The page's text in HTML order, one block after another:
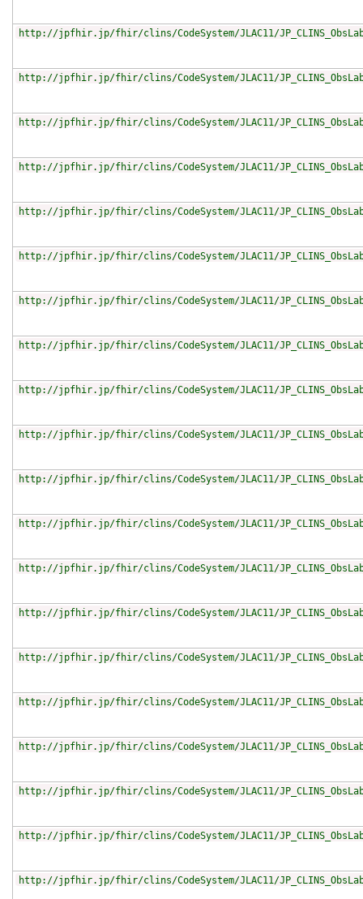
http://jpfhir.jp/fhir/clins/CodeSystem/JLAC11/
http://jpfhir.jp/fhir/clins/CodeSystem/JLAC11/
http://jpfhir.jp/fhir/clins/CodeSystem/JLAC11/
http://jpfhir.jp/fhir/clins/CodeSystem/JLAC11/
http://jpfhir.jp/fhir/clins/CodeSystem/JLAC11/
http://jpfhir.jp/fhir/clins/CodeSystem/JLAC11/
http://jpfhir.jp/fhir/clins/CodeSystem/JLAC11/
http://jpfhir.jp/fhir/clins/CodeSystem/JLAC11/
http://jpfhir.jp/fhir/clins/CodeSystem/JLAC11/
http://jpfhir.jp/fhir/clins/CodeSystem/JLAC11/
http://jpfhir.jp/fhir/clins/CodeSystem/JLAC11/
http://jpfhir.jp/fhir/clins/CodeSystem/JLAC11/
http://jpfhir.jp/fhir/clins/CodeSystem/JLAC11/
http://jpfhir.jp/fhir/clins/CodeSystem/JLAC11/
http://jpfhir.jp/fhir/clins/CodeSystem/JLAC11/
http://jpfhir.jp/fhir/clins/CodeSystem/JLAC11/
http://jpfhir.jp/fhir/clins/CodeSystem/JLAC11/
http://jpfhir.jp/fhir/clins/CodeSystem/JLAC11/
http://jpfhir.jp/fhir/clins/CodeSystem/JLAC11/
http://jpfhir.jp/fhir/clins/CodeSystem/JLAC11/